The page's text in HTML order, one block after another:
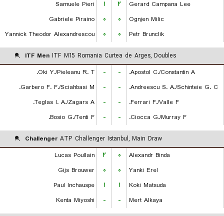
Samuele Pieri
۱ ۲
Gerard Campana Lee
Gabriele Piraino
۰ ۰
Ognjen Milic
Yannick Theodor Alexandrescou
۰ ۰ Petr Brunclik
ITF Men ITF M15 Romania Curtea de Arges, Doubles
Oki Y./Pieleanu R. T.
- -
Apostol C./Constantin A.
Garbero F. F./Sciahbasi M.
- -
Andreescu S. A./Schinteie G. C.
Teglas I. A./Zagars A.
- -
Ferrari F./Valle F.
Bosio G./Tenti F.
- - Ciocca G./Murray F.
Challenger ATP Challenger Istanbul, Main Draw
Lucas Poullain
۲ ۰
Alexandr Binda
Gijs Brouwer
۰ ۰
Yanki Erel
Paul Inchauspe
۱ ۱
Koki Matsuda
Kenta Miyoshi
- - Mert Alkaya